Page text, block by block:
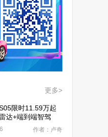
更多>
限时11.59万起
达+端到端智驾
作者：卢奇